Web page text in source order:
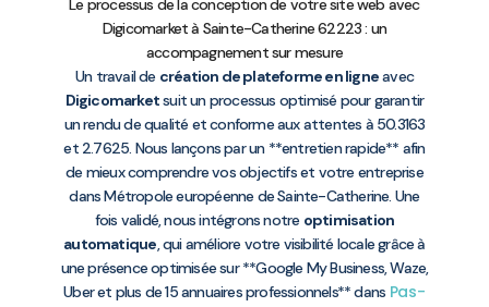
Le processus de la conception de votre site web avec
Digicomarket à Sainte-Catherine 62223 : un
accompagnement sur mesure
Un travail de création de plateforme en ligneavec
Digicomarketsuit un processus optimisé pour garantir
un rendu de qualité et conforme aux attentes à 50.3163
et 2.7625. Nous lançons par un **entretien rapide** afin
de mieux comprendre vos objectifs et votre entreprise
dans Métropole européenne de Sainte-Catherine. Une
fois validé, nous intégrons notre optimisation
automatique, qui améliore votre visibilité locale grâce à
une présence optimisée sur **Google My Business, Waze,
Uber et plus de 15 annuaires professionnels** dans Pas-